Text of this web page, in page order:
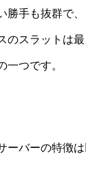
勝手も抜群で
のスラットは
一つです。
ーバーの特徴は